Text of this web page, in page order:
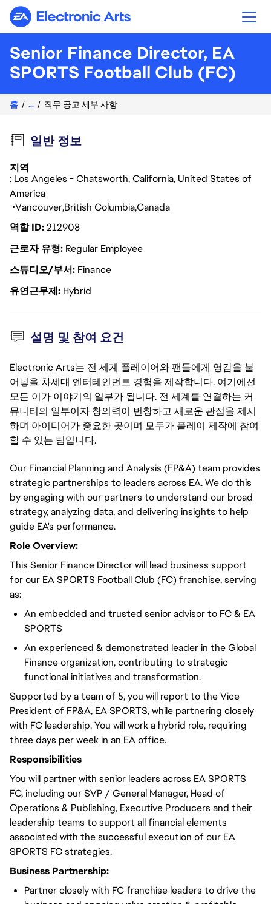
Electronic Arts
Senior Finance Director, EA
SPORTS Football Club (FC)
홈 ... 직무 공고 세부 사항
일반 정보
지역
: Los Angeles - Chatsworth, California, United States of
America
VancouverBritish ColumbiaCanada
역할 ID212908
근로자 유형 Regular Employee
스튜디오/부서 Finance
유연근무제 Hybrid
설명 및 참여 요건
Electronic Arts는 전 세계 플레이어와 팬들에게 영감을 불
어넣을 차세대 엔터테인먼트 경험을 제작합니다. 여기에선
모든 이가 이야기의 일부가 됩니다. 전 세계를 연결하는 커
뮤니티의 일부이자 창의력이 번창하고 새로운 관점을 제시
하며 아이디어가 중요한 곳이며 모두가 플레이 제작에 참여
할 수 있는 팀입니다.
Our Financial Planning and Analysis (FP&A) team provides
strategic partnerships to leaders across EA. We do this
by engaging with our partners to understand our broad
strategy, analyzing data, and delivering insights to help
guide EA's performance.
Role Overview:
This Senior Finance Director will lead business support
for our EA SPORTS Football Club (FC) franchise, serving
as:
An embedded and trusted senior advisor to FC & EA
SPORTS
An experienced & demonstrated leader in the Global
Finance organization, contributing to strategic
functional initiatives and transformation.
Supported by a team of 5, you will report to the Vice
President of FP&A, EA SPORTS, while partnering closely
with FC leadership. You will work a hybrid role, requiring
three days per week in an EA office.
Responsibilities
You will partner with senior leaders across EA SPORTS
FC, including our SVP / General Manager, Head of
Operations & Publishing, Executive Producers and their
leadership teams to support all financial elements
associated with the successful execution of our EA
SPORTS FC strategies.
Business Partnership:
Partner closely with FC franchise leaders to drive the